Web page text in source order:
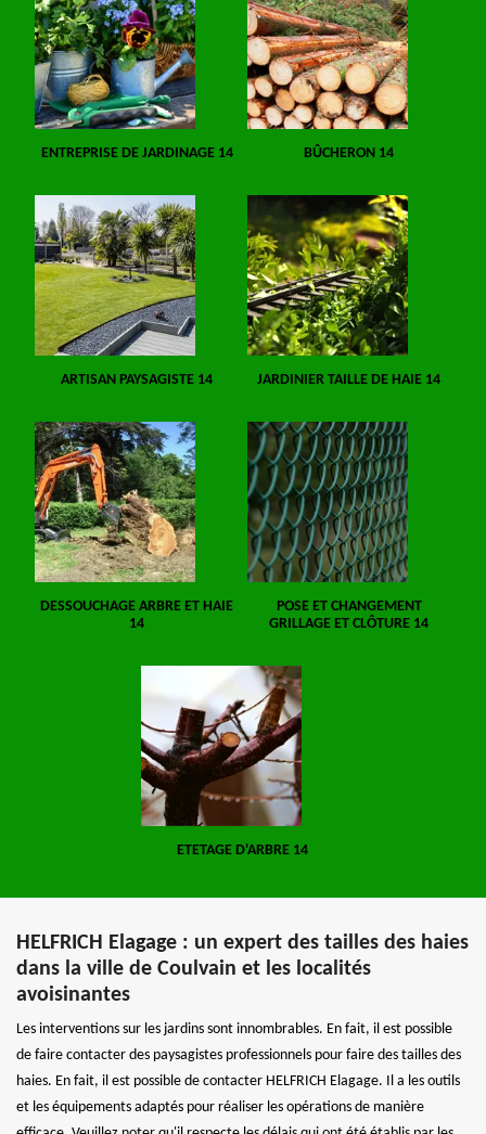
ENTREPRISE DE JARDINAGE 14 BÛCHERON 14
ARTISAN PAYSAGISTE 14 JARDINIER TAILLE DE HAIE 14
DESSOUCHAGE ARBRE ET HAIE
14
POSE ET CHANGEMENT
GRILLAGE ET CLÔTURE 14
ETETAGE D'ARBRE 14
HELFRICH Elagage : un expert des tailles des haies
dans la ville de Coulvain et les localités
avoisinantes
Les interventions sur les jardins sont innombrables. En fait, il est possible
de faire contacter des paysagistes professionnels pour faire des tailles des
haies. En fait, il est possible de contacter HELFRICH Elagage. Il a les outils
et les équipements adaptés pour réaliser les opérations de manière